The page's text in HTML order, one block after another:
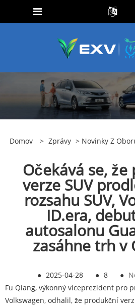
Domov > Zprávy > Novinky Z
Očekává se,
verze SUV
rozsahu SUV,
ID.era,
autosalonu
zasáhne trh v
● 2025-04-28 ● 8 ●
Fu Qiang, výkonný viceprezident pro
Volkswagen, odhalil, že produkční